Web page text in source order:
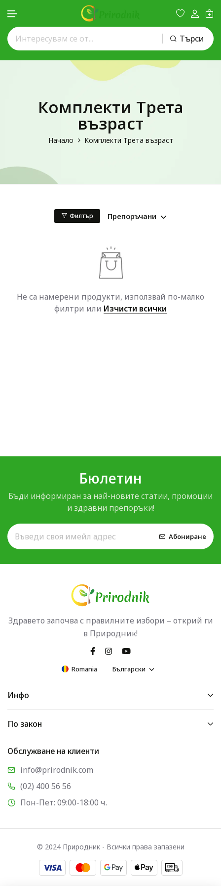
Премини към съдържанието
Търси
Комплекти Трета
възраст
Начало Комплекти Трета възраст
Филтър Препоръчани
Не са намерени продукти, използвай по-малко
филтри или Изчисти всички
Бюлетин
Бъди информиран за най-новите статии, промоции
и здравни препоръки!
Абониране
Здравето започва с правилните избори – открий ги
в Природник!
Romania Български
Инфо
По закон
Обслужване на клиенти
info@prirodnik.com
(02) 400 56 56
Пон-Пет: 09:00-18:00 ч.
© 2024 Природник - Всички права запазени